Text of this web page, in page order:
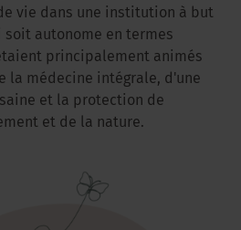
vie dans une institution à but
soit autonome en termes
principalement animés
la médecine intégrale, d'une
et la protection de
et de la nature.